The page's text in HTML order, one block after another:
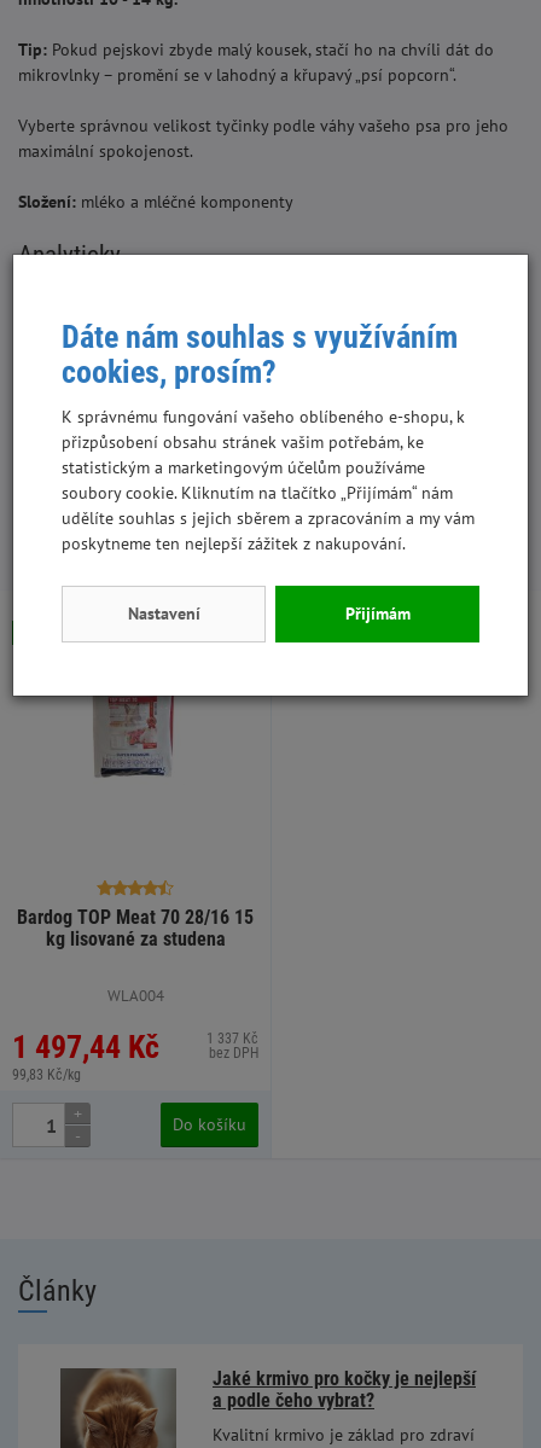
Tip: Pokud pejskovi zbyde malý kousek, stačí ho na chvíli dát do
mikrovlnky – promění se v lahodný a křupavý „psí popcorn“.
Vyberte správnou velikost tyčinky podle váhy vašeho psa pro jeho
maximální spokojenost.
Složení: mléko a mléčné komponenty
Analyticky
9,50%
vláknina 0,50 %
S tímto produktem lidé kupují:
Bardog TOP Meat 70 28/16 15
kg lisované za studena
WLA004
1 497,44 Kč
99,83 Kč/kg
1 337 Kč
bez DPH
+
-
Do košíku
Články
Jaké krmivo pro kočky je nejlepší
a podle čeho vybrat?
Kvalitní krmivo je základ pro zdraví
Dáte nám souhlas s využíváním
cookies, prosím?
K správnému fungování vašeho oblíbeného e-shopu, k
přizpůsobení obsahu stránek vašim potřebám, ke
statistickým a marketingovým účelům používáme
soubory cookie. Kliknutím na tlačítko „Přijímám“ nám
udělíte souhlas s jejich sběrem a zpracováním a my vám
poskytneme ten nejlepší zážitek z nakupování.
Nastavení Přijímám